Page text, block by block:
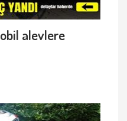
alevlere